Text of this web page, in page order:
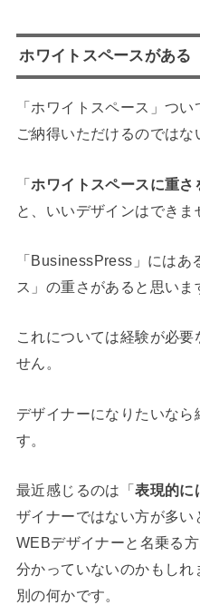
ホワイトスペースがある
「ホワイトスペース」つ
ご納得いただけるのではな
「ホワイトスペースに重さ
と、いいデザインはできま
「BusinessPress」には
ス」の重さがあると思いま
これについては経験が必
せん。
デザイナーになりたいなら
す。
最近感じるのは「表現的に
ザイナーではない方が多い
WEBデザイナーと名乗る
分かっていないのかもしれ
別の何かです。